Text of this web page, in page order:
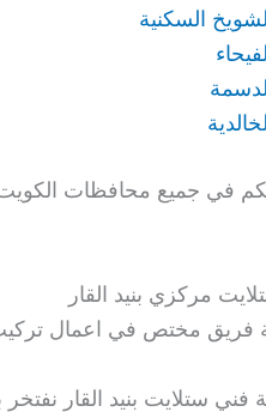
السكنية
في جميع محافظات الكويت
مركزي بنيد القار
فريق مختص في اعمال
ستلايت بنيد القار نفتخر